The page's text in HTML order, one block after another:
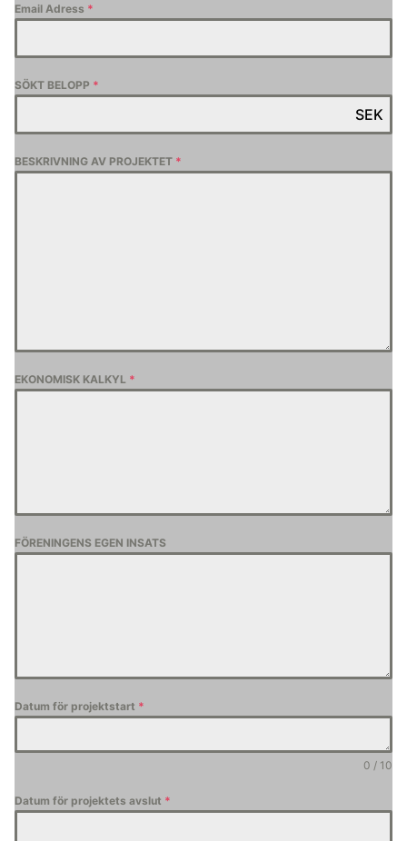
Email Adress *
SÖKT BELOPP *
SEK
BESKRIVNING AV PROJEKTET *
EKONOMISK KALKYL *
FÖRENINGENS EGEN INSATS
Datum för projektstart *
0 / 10
Datum för projektets avslut *